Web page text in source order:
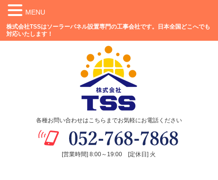
株式会社TSSはソーラーパネル設置専門の工事会社です。日本全国どこへでも
対応いたします！
各種お問い合わせはこちらまでお気軽にお電話ください
[営業時間] 8:00～19:00 [定休日] 火
MENU